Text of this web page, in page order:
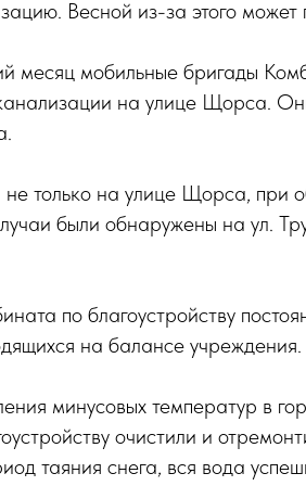
Весной из-за этого может
месяц мобильные бригады
на улице Щорса.
только на улице Щорса, при
были обнаружены на ул.
по благоустройству
на балансе учреждения.
минусовых температур в
очистили и
таяния снега, вся вода